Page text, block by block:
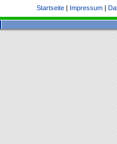
Startseite| Impressum|